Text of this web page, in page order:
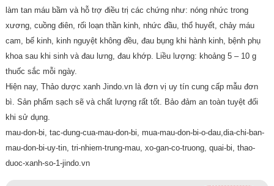
làm tan máu bầm và hỗ trợ điều trị các chứng như: nóng nhức trong
xương, cuồng điên, rối loạn thần kinh, nhức đầu, thổ huyết, chảy máu
cam, bế kinh, kinh nguyệt không đều, đau bụng khi hành kinh, bệnh phụ
khoa sau khi sinh và đau lưng, đau khớp. Liều lượng: khoảng 5 – 10 g
thuốc sắc mỗi ngày.
Hiện nay, Thảo dược xanh Jindo.vn là đơn vị uy tín cung cấp mẫu đơn
bì. Sản phẩm sạch sẽ và chất lượng rất tốt. Bảo đảm an toàn tuyệt đối
khi sử dụng.
mau-don-bi, tac-dung-cua-mau-don-bi, mua-mau-don-bi-o-dau,dia-chi-ban-
mau-don-bi-uy-tin, tri-nhiem-trung-mau, xo-gan-co-truong, quai-bi, thao-
duoc-xanh-so-1-jindo.vn